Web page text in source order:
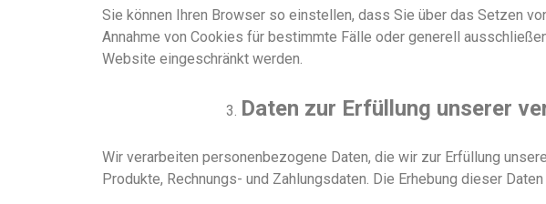
Sie können Ihren Browser so einstellen, dass Sie über das Setzen
Annahme von Cookies für bestimmte Fälle oder generell
Website eingeschränkt werden.
Daten zur Erfüllung unserer
Wir verarbeiten personenbezogene Daten, die wir zur Erfüllung
Produkte, Rechnungs- und Zahlungsdaten. Die Erhebung dieser